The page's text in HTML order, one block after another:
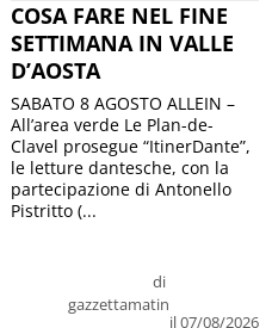
COSA FARE NEL FINE
SETTIMANA IN VALLE
D’AOSTA
di
gazzettamatin
il 07/08/2026
SABATO 8 AGOSTO ALLEIN –
All’area verde Le Plan-de-
Clavel prosegue “ItinerDante”,
le letture dantesche, con la
partecipazione di Antonello
Pistritto (...